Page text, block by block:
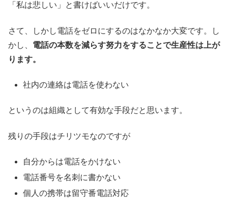
「私は悲しい」と書けばいいだけです。
さて、しかし電話をゼロにするのはなかなか大変です。し
かし、 電話の本数を減らす努力をすることで生産性は上が
ります。
社内の連絡は電話を使わない
というのは組織として有効な手段だと思います。
残りの手段はチリツモなのですが
自分からは電話をかけない
電話番号を名刺に書かない
個人の携帯は留守番電話対応